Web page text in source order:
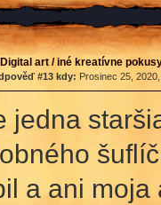
art / iné kreatívne
#13 kdy: Prosinec 25,
jedna
a ani